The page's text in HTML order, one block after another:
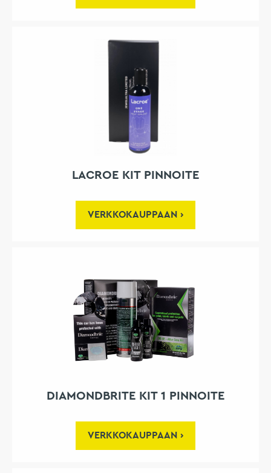
LACROE KIT PINNOITE
VERKKOKAUPPAAN
DIAMONDBRITE KIT 1 PINNOITE
VERKKOKAUPPAAN